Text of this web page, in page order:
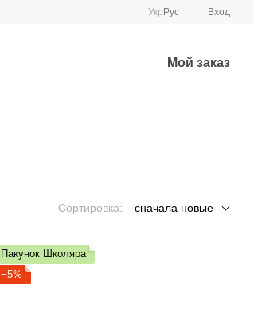
Укр Рус Вход
Мой заказ
Сортировка: сначала новые
Пакунок Школяра
−5%